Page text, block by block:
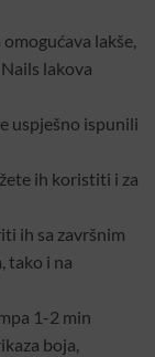
lakše,
lakova
uspješno ispunili
ih koristiti i za
ih sa završnim
tako i na
1-2 min
boja,